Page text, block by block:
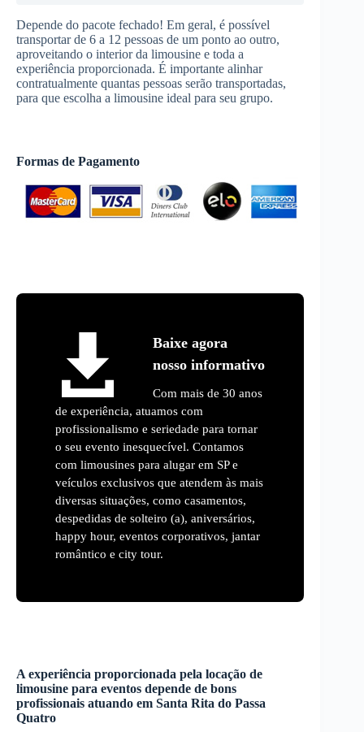
Depende do pacote fechado! Em geral, é possível
transportar de 6 a 12 pessoas de um ponto ao outro,
aproveitando o interior da limousine e toda a
experiência proporcionada. É importante alinhar
contratualmente quantas pessoas serão transportadas,
para que escolha a limousine ideal para seu grupo.
Formas de Pagamento
Baixe agora
nosso informativo
Com mais de 30 anos
de experiência, atuamos com
profissionalismo e seriedade para tornar
o seu evento inesquecível. Contamos
com limousines para alugar em SP e
veículos exclusivos que atendem às mais
diversas situações, como casamentos,
despedidas de solteiro (a), aniversários,
happy hour, eventos corporativos, jantar
romântico e city tour.
A experiência proporcionada pela locação de
limousine para eventos depende de bons
profissionais atuando em Santa Rita do Passa
Quatro